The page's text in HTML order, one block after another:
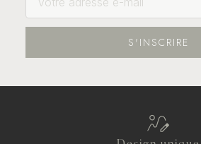
S'INSCRIRE